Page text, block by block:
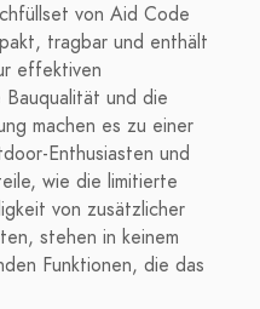
von Aid Code
tragbar und enthält
effektiven
und die
machen es zu einer
Enthusiasten und
wie die limitierte
von zusätzlicher
stehen in keinem
Funktionen, die das